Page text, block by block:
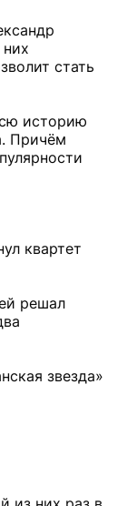
стать
историю
Причём
квартет
решал
звезда»